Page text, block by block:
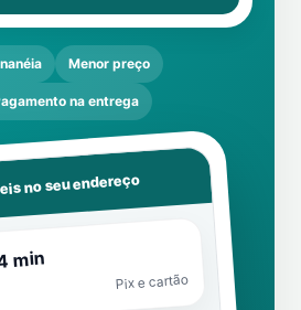
Menor preço
na entrega
no seu endereço
min
Pix e cartão